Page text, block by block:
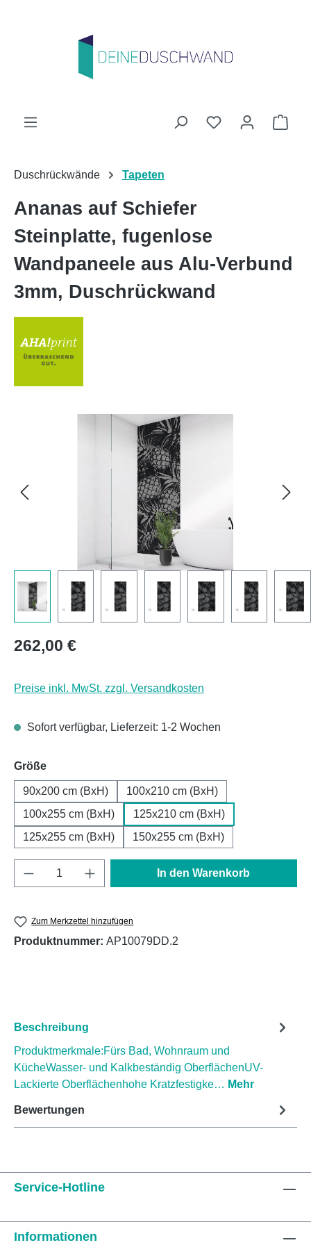
Du hast 0
Duschrückwände Tapeten
Ananas auf Schiefer
Steinplatte, fugenlose
Wandpaneele aus Alu-Verbund
3mm, Duschrückwand
Regulärer Preis:
262,00 €
Preise inkl. MwSt. zzgl. Versandkosten
Sofort verfügbar, Lieferzeit: 1-2 Wochen
Größeauswählen
90x200 cm (BxH)
100x210 cm (BxH)
100x255 cm (BxH)
125x210 cm (BxH)
125x255 cm (BxH)
150x255 cm (BxH)
Produkt Anzahl: Gib den gewünschten
In den Warenkorb
Zum Merkzettel hinzufügen
Produktnummer: AP10079DD.2
Beschreibung
Produktmerkmale:Fürs Bad, Wohnraum und
KücheWasser- und Kalkbeständig OberflächenUV-
Lackierte Oberflächenhohe Kratzfestigke… Mehr
Bewertungen
Service-Hotline
Informationen